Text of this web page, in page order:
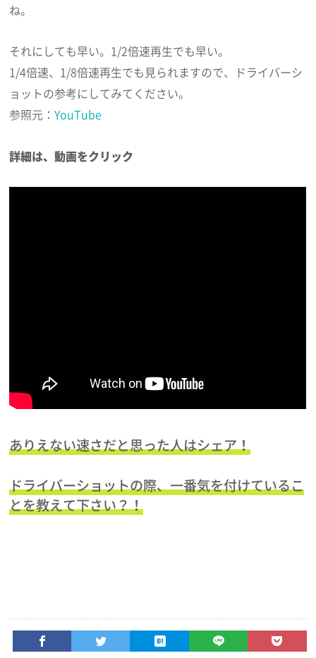
ね。
それにしても早い。1/2倍速再生でも早い。
1/4倍速、1/8倍速再生でも見られますので、ドライバーシ
ョットの参考にしてみてください。
参照元：YouTube
詳細は、動画をクリック
ありえない速さだと思った人はシェア！
ドライバーショットの際、一番気を付けているこ
とを教えて下さい？！